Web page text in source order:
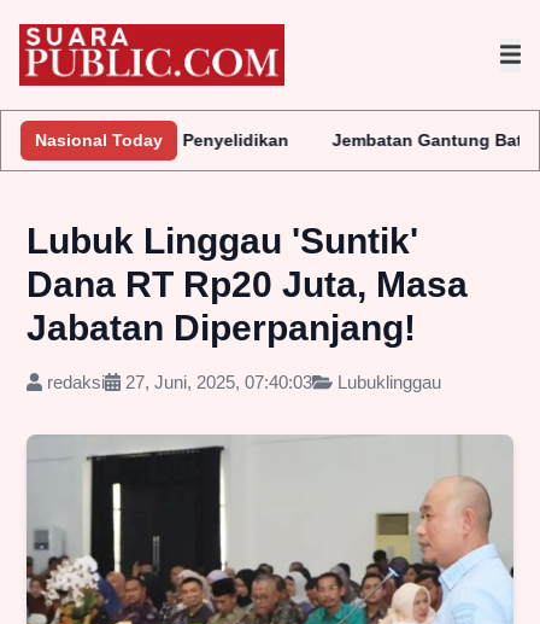
Nasional Today
Lakukan Penyelidikan Jembatan Gantung Batu Pepe
Lubuk Linggau 'Suntik'
Dana RT Rp20 Juta, Masa
Jabatan Diperpanjang!
redaksi 27, Juni, 2025, 07:40:03 Lubuklinggau